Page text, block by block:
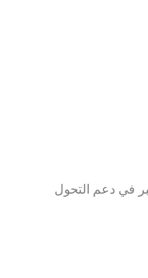
في دعم التحول